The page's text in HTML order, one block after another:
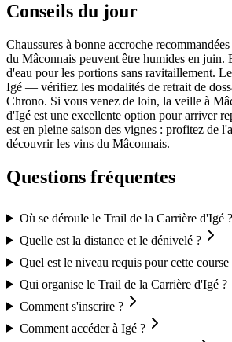
Conseils du jour
Chaussures à bonne accroche
du Mâconnais peuvent être humides en juin.
d'eau pour les portions sans ravitaillement.
Igé — vérifiez les modalités de retrait de
Chrono. Si vous venez de loin, la veille à
d'Igé est une excellente option pour arriver
est en pleine saison des vignes : profitez de
découvrir les vins du Mâconnais.
Questions fréquentes
Où se déroule le Trail de la Carrière d'Igé ?
Quelle est la distance et le dénivelé ?
Quel est le niveau requis pour cette course
Qui organise le Trail de la Carrière d'Igé ?
Comment s'inscrire ?
Comment accéder à Igé ?